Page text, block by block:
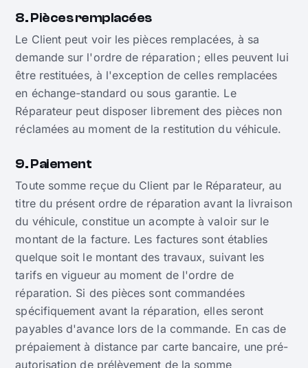
8. Pièces remplacées
Le Client peut voir les pièces remplacées, à sa
demande sur l'ordre de réparation ; elles peuvent lui
être restituées, à l'exception de celles remplacées
en échange-standard ou sous garantie. Le
Réparateur peut disposer librement des pièces non
réclamées au moment de la restitution du véhicule.
9. Paiement
Toute somme reçue du Client par le Réparateur, au
titre du présent ordre de réparation avant la livraison
du véhicule, constitue un acompte à valoir sur le
montant de la facture. Les factures sont établies
quelque soit le montant des travaux, suivant les
tarifs en vigueur au moment de l'ordre de
réparation. Si des pièces sont commandées
spécifiquement avant la réparation, elles seront
payables d'avance lors de la commande. En cas de
prépaiement à distance par carte bancaire, une pré-
autorisation de prélèvement de la somme